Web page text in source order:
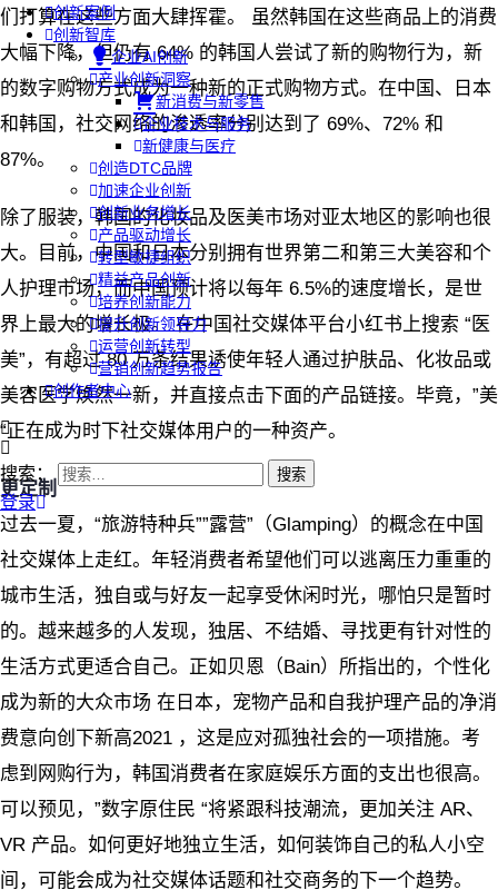
创新案例
创新智库
企业AI创新
产业创新洞察
新消费与新零售
企业技术与服务
新健康与医疗
创造DTC品牌
加速企业创新
创新业务增长
产品驱动增长
转型敏捷组织
精益产品创新
培养创新能力
提升创新领导力
运营创新转型
营销创新趋势报告
创作者中心
搜索：
登录
们打算在这些方面大肆挥霍。 虽然韩国在这些商品上的消费
大幅下降，但仍有 64% 的韩国人尝试了新的购物行为，新
的数字购物方式成为一种新的正式购物方式。在中国、日本
和韩国，社交网络的渗透率分别达到了 69%、72% 和
87%。
除了服装，韩国的化妆品及医美市场对亚太地区的影响也很
大。目前，中国和日本分别拥有世界第二和第三大美容和个
人护理市场，而中国预计将以每年 6.5%的速度增长，是世
界上最大的增长极。 在中国社交媒体平台小红书上搜索 “医
美”，有超过 80 万条结果诱使年轻人通过护肤品、化妆品或
美容医学焕然一新，并直接点击下面的产品链接。毕竟，”美
“正在成为时下社交媒体用户的一种资产。
更定制
过去一夏，“旅游特种兵””露营”（Glamping）的概念在中国
社交媒体上走红。年轻消费者希望他们可以逃离压力重重的
城市生活，独自或与好友一起享受休闲时光，哪怕只是暂时
的。越来越多的人发现，独居、不结婚、寻找更有针对性的
生活方式更适合自己。正如贝恩（Bain）所指出的，个性化
成为新的大众市场 在日本，宠物产品和自我护理产品的净消
费意向创下新高2021 ，这是应对孤独社会的一项措施。考
虑到网购行为，韩国消费者在家庭娱乐方面的支出也很高。
可以预见，”数字原住民 “将紧跟科技潮流，更加关注 AR、
VR 产品。如何更好地独立生活，如何装饰自己的私人小空
间，可能会成为社交媒体话题和社交商务的下一个趋势。